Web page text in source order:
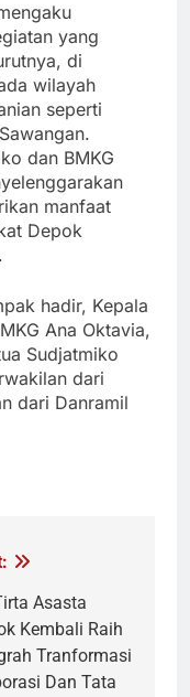
yang
di
wilayah
seperti
dan BMKG
manfaat
Depok
hadir, Kepala
Ana Oktavia,
Sudjatmiko
dari
dari Danramil
Asasta
Kembali Raih
Tranformasi
Dan Tata